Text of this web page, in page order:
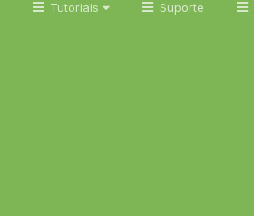
Tutoriais Suporte